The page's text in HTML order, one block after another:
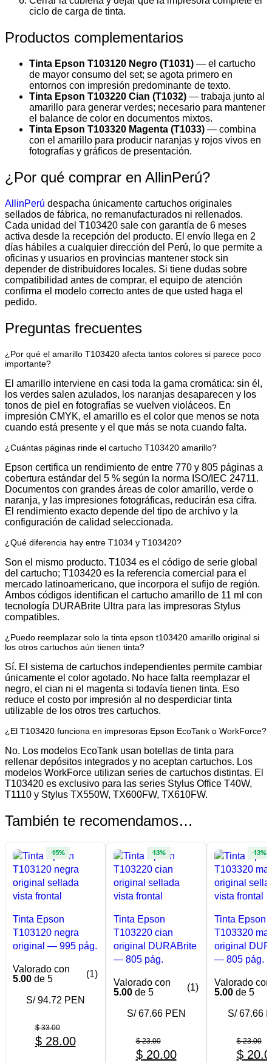
ciclo de carga de tinta.
Productos complementarios
Tinta Epson T103120 Negro (T1031) — el cartucho
de mayor consumo del set; se agota primero en
entornos con impresión predominante de texto.
Tinta Epson T103220 Cian (T1032) — trabaja junto al
amarillo para generar verdes; necesario para mantener
el balance de color en documentos mixtos.
Tinta Epson T103320 Magenta (T1033) — combina
con el amarillo para producir naranjas y rojos vivos en
fotografías y gráficos de presentación.
¿Por qué comprar en AllinPerú?
AllinPerú despacha únicamente cartuchos originales
sellados de fábrica, no remanufacturados ni rellenados.
Cada unidad del T103420 sale con garantía de 6 meses
activa desde la recepción del producto. El envío llega en 2
días hábiles a cualquier dirección del Perú, lo que permite a
oficinas y usuarios en provincias mantener stock sin
depender de distribuidores locales. Si tiene dudas sobre
compatibilidad antes de comprar, el equipo de atención
confirma el modelo correcto antes de que usted haga el
pedido.
Preguntas frecuentes
¿Por qué el amarillo T103420 afecta tantos colores si parece poco
importante?
El amarillo interviene en casi toda la gama cromática: sin él,
los verdes salen azulados, los naranjas desaparecen y los
tonos de piel en fotografías se vuelven violáceos. En
impresión CMYK, el amarillo es el color que menos se nota
cuando está presente y el que más se nota cuando falta.
¿Cuántas páginas rinde el cartucho T103420 amarillo?
Epson certifica un rendimiento de entre 770 y 805 páginas a
cobertura estándar del 5 % según la norma ISO/IEC 24711.
Documentos con grandes áreas de color amarillo, verde o
naranja, y las impresiones fotográficas, reducirán esa cifra.
El rendimiento exacto depende del tipo de archivo y la
configuración de calidad seleccionada.
¿Qué diferencia hay entre T1034 y T103420?
Son el mismo producto. T1034 es el código de serie global
del cartucho; T103420 es la referencia comercial para el
mercado latinoamericano, que incorpora el sufijo de región.
Ambos códigos identifican el cartucho amarillo de 11 ml con
tecnología DURABrite Ultra para las impresoras Stylus
compatibles.
¿Puedo reemplazar solo la tinta epson t103420 amarillo original si
los otros cartuchos aún tienen tinta?
Sí. El sistema de cartuchos independientes permite cambiar
únicamente el color agotado. No hace falta reemplazar el
negro, el cian ni el magenta si todavía tienen tinta. Eso
reduce el costo por impresión al no desperdiciar tinta
utilizable de los otros tres cartuchos.
¿El T103420 funciona en impresoras Epson EcoTank o WorkForce?
No. Los modelos EcoTank usan botellas de tinta para
rellenar depósitos integrados y no aceptan cartuchos. Los
modelos WorkForce utilizan series de cartuchos distintas. El
T103420 es exclusivo para las series Stylus Office T40W,
T1110 y Stylus TX550W, TX600FW, TX610FW.
También te recomendamos…
Tinta Epson
T103120 negra
original — 995 pág.
Valorado con
5.00 de 5 (1)
$33.00
$28.00
-15%
S/ 94.72 PEN
Tinta Epson
T103220 cian
original DURABrite
— 805 pág.
Valorado con
5.00 de 5 (1)
$23.00
$20.00
-13%
S/ 67.66 PEN
Tinta Epson
T103320
original
— 805 pág.
Valorado con
5.00 de 5
$23.00
$
-13%
S/ 67.66